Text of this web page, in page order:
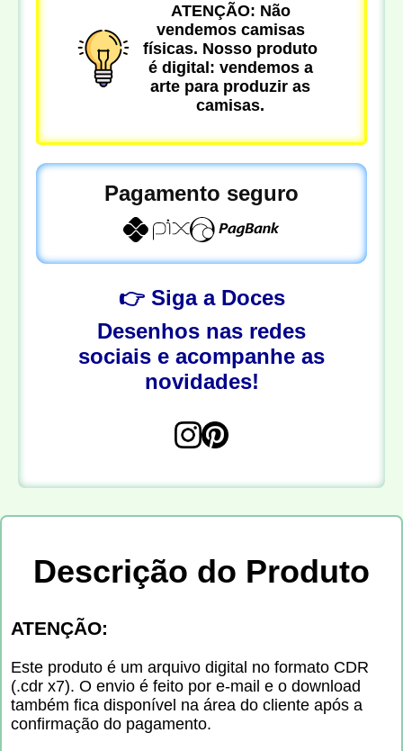
ATENÇÃO: Não
vendemos camisas
físicas. Nosso produto
é digital: vendemos a
arte para produzir as
camisas.
Pagamento seguro
👉 Siga a Doces
Desenhos nas redes
sociais e acompanhe as
novidades!
Descrição do Produto
ATENÇÃO:
Este produto é um arquivo digital no formato CDR
(.cdr x7). O envio é feito por e-mail e o download
também fica disponível na área do cliente após a
confirmação do pagamento.